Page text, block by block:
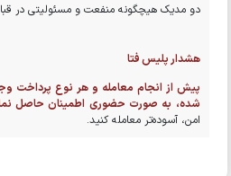
دو مدیک هیچگونه منفعت و مسئولیتی در
هشدار پلیس فتا
پیش از انجام معامله و هر نوع پرداخت
شده، به صورت حضوری اطمینان حاصل
امن، آسوده‌تر معامله کنید.